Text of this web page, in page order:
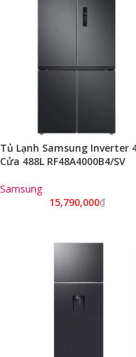
Tủ Lạnh Samsung Inverter
Cửa 488L RF48A4000B4/SV
Samsung
15,790,000₫